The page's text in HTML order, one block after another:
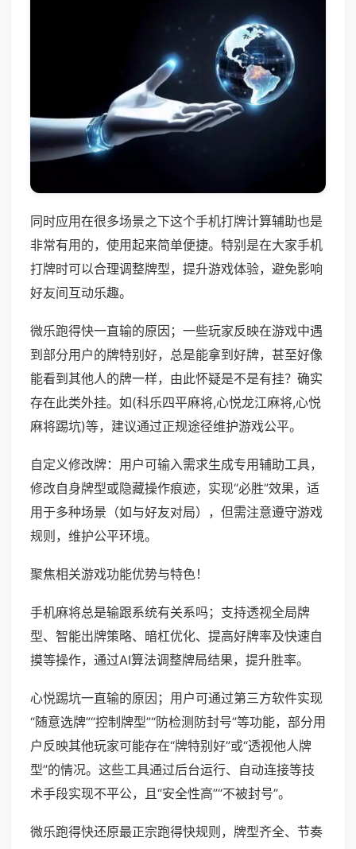
同时应用在很多场景之下这个手机打牌计算辅助也是
非常有用的，使用起来简单便捷。特别是在大家手机
打牌时可以合理调整牌型，提升游戏体验，避免影响
好友间互动乐趣。
微乐跑得快一直输的原因；一些玩家反映在游戏中遇
到部分用户的牌特别好，总是能拿到好牌，甚至好像
能看到其他人的牌一样，由此怀疑是不是有挂？确实
存在此类外挂。如(科乐四平麻将,心悦龙江麻将,心悦
麻将踢坑)等，建议通过正规途径维护游戏公平。
自定义修改牌：用户可输入需求生成专用辅助工具，
修改自身牌型或隐藏操作痕迹，实现“必胜”效果，适
用于多种场景（如与好友对局），但需注意遵守游戏
规则，维护公平环境。
聚焦相关游戏功能优势与特色！
手机麻将总是输跟系统有关系吗；支持透视全局牌
型、智能出牌策略、暗杠优化、提高好牌率及快速自
摸等操作，通过AI算法调整牌局结果，提升胜率。
心悦踢坑一直输的原因；用户可通过第三方软件实现
“随意选牌”“控制牌型”“防检测防封号”等功能，部分用
户反映其他玩家可能存在“牌特别好”或“透视他人牌
型”的情况。这些工具通过后台运行、自动连接等技
术手段实现不平公，且“安全性高”“不被封号”。
微乐跑得快还原最正宗跑得快规则，牌型齐全、节奏